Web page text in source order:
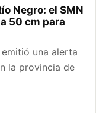
Negro: el SMN
50 cm para
una alerta
la provincia de